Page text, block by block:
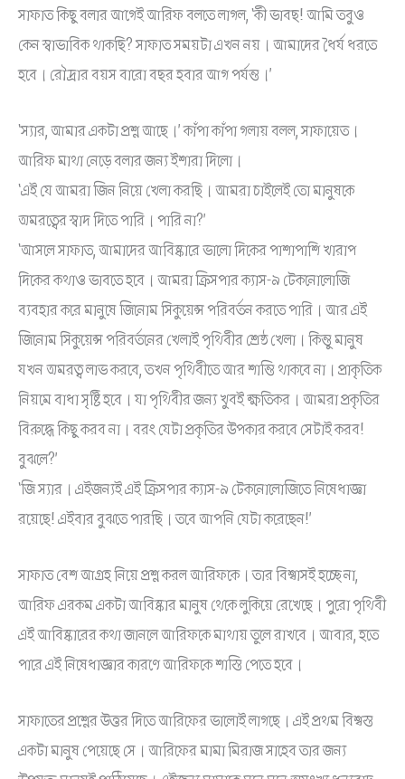
সাফাত কিছু বলার আগেই আরিফ বলতে লাগল, ‘কী ভাবছ! আমি তবুও
কেন স্বাভাবিক থাকছি? সাফাত সময়টা এখন নয়। আমাদের ধৈর্য ধরতে
হবে। রৌদ্রার বয়স বারো বছর হবার আগ পর্যন্ত।’
‘স্যার, আমার একটা প্রশ্ন আছে।’ কাঁপা কাঁপা গলায় বলল, সাফায়েত।
আরিফ মাথা নেড়ে বলার জন্য ইশারা দিলো।
‘এই যে আমরা জিন নিয়ে খেলা করছি। আমরা চাইলেই তো মানুষকে
অমরত্বের স্বাদ দিতে পারি। পারি না?’
‘আসলে সাফাত, আমাদের আবিষ্কারে ভালো দিকের পাশাপাশি খারাপ
দিকের কথাও ভাবতে হবে। আমরা ক্রিসপার ক্যাস-৯ টেকনোলোজি
ব্যবহার করে মানুষে জিনোম সিকুয়েন্স পরিবর্তন করতে পারি। আর এই
জিনোম সিকুয়েন্স পরিবর্তনের খেলাই পৃথিবীর শ্রেষ্ঠ খেলা। কিন্তু মানুষ
যখন অমরত্ব লাভ করবে, তখন পৃথিবীতে আর শান্তি থাকবে না। প্রাকৃতিক
নিয়মে বাধা সৃষ্টি হবে। যা পৃথিবীর জন্য খুবই ক্ষতিকর। আমরা প্রকৃতির
বিরুদ্ধে কিছু করব না। বরং যেটা প্রকৃতির উপকার করবে সেটাই করব!
বুঝলে?’
‘জি স্যার। এইজন্যই এই ক্রিসপার ক্যাস-৯ টেকনোলোজিতে নিষেধাজ্ঞা
রয়েছে! এইবার বুঝতে পারছি। তবে আপনি যেটা করেছেন!’
সাফাত বেশ আগ্রহ নিয়ে প্রশ্ন করল আরিফকে। তার বিশ্বাসই হচ্ছে না,
আরিফ এরকম একটা আবিষ্কার মানুষ থেকে লুকিয়ে রেখেছে। পুরো পৃথিবী
এই আবিষ্কারের কথা জানলে আরিফকে মাথায় তুলে রাখবে। আবার, হতে
পারে এই নিষেধাজ্ঞার কারণে আরিফকে শাস্তি পেতে হবে।
সাফাতের প্রশ্নের উত্তর দিতে আরিফের ভালোই লাগছে। এই প্রথম বিশ্বস্ত
একটা মানুষ পেয়েছে সে। আরিফের মামা মিরাজ সাহেব তার জন্য